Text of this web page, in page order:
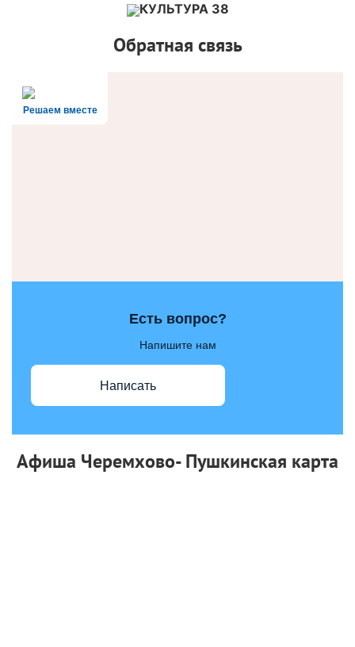
КУЛЬТУРА 38
Обратная связь
Решаем вместе
Есть вопрос?
Напишите нам
Написать
Афиша Черемхово- Пушкинская карта